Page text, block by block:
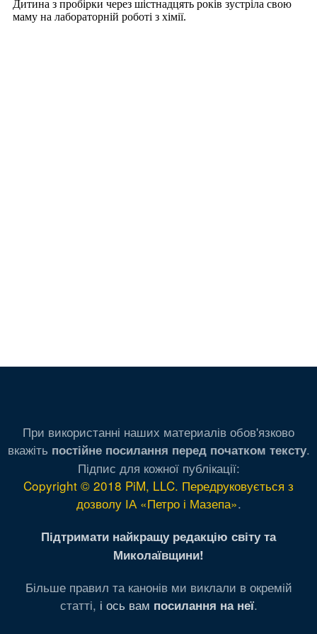
При використанні наших материалів обов'язково
вкажіть постійне посилання перед початком тексту.
Підпис для кожної публікації:
Copyright © 2018 PiM, LLC. Передруковується з
дозволу ІА «Петро і Мазепа».
Підтримати найкращу редакцію світу та
Миколаївщини!
Більше правил та канонів ми виклали в окремій
статті, і ось вам посилання на неї.